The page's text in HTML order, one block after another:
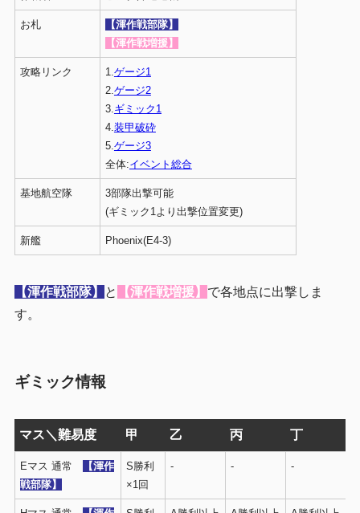
お札
【渾作戦部隊】
【渾作戦増援】
攻略リンク 1.ゲージ1
2.ゲージ2
3.ギミック1
4.装甲破砕
5.ゲージ3
全体:イベント総合
基地航空隊
3部隊出撃可能
(ギミック1より出撃位置変更)
新艦 Phoenix(E4-3)
【渾作戦部隊】 と 【渾作戦増援】 で各地点に出撃しま
す。
ギミック情報
マス＼難易度 甲 乙 丙 丁
Eマス 通常
【渾作
戦部隊】
S勝利
×1回
- - -